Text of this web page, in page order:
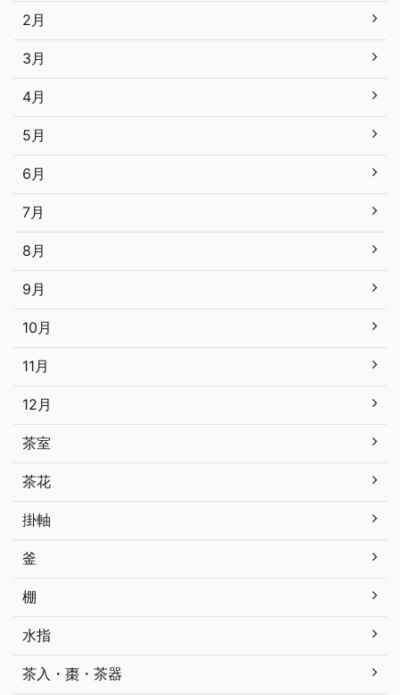
2月
3月
4月
5月
6月
7月
8月
9月
10月
11月
12月
茶室
茶花
掛軸
釜
棚
水指
茶入・棗・茶器